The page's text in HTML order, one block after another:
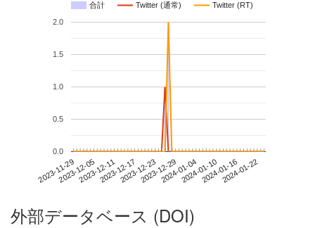
合計 Twitter (通常) Twitter (RT)
2023-11-292023-12-052023-12-112023-12-172023-12-232023-12-292024-01-042024-01-102024-01-162024-01-22
0.0
0.5
1.0
1.5
2.0
外部データベース (DOI)